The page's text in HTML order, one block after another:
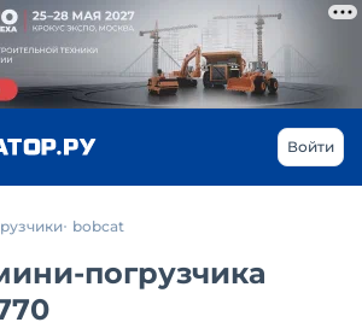
Войти
bobcat
погрузчика